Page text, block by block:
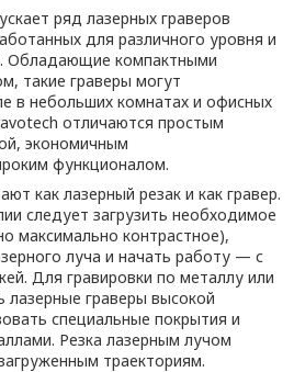
ряд лазерных граверов
для различного уровня и
Обладающие компактными
такие граверы могут
в небольших комнатах и офисных
отличаются простым
экономичным
функционалом.
как лазерный резак и как гравер.
следует загрузить необходимое
максимально контрастное),
луча и начать работу — с
Для гравировки по металлу или
граверы высокой
специальные покрытия и
Резка лазерным лучом
траекториям.